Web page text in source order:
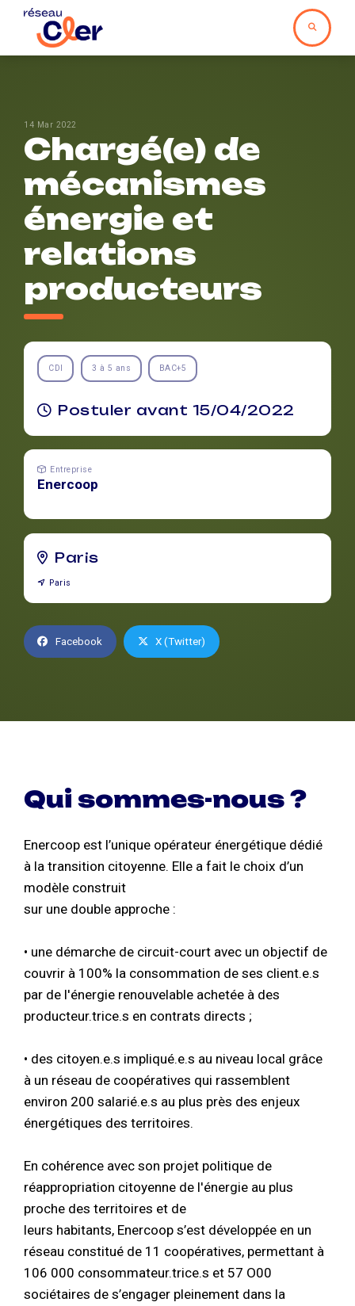
14 Mar 2022
Chargé(e) de
mécanismes
énergie et
relations
producteurs
CDI 3 à 5 ans BAC+5
Postuler avant 15/04/2022
Entreprise
Enercoop
Paris
Paris
Facebook X (Twitter)
Qui sommes-nous ?
Enercoop est l’unique opérateur énergétique dédié
à la transition citoyenne. Elle a fait le choix d’un
modèle construit
sur une double approche :
• une démarche de circuit-court avec un objectif de
couvrir à 100% la consommation de ses client.e.s
par de l'énergie renouvelable achetée à des
producteur.trice.s en contrats directs ;
• des citoyen.e.s impliqué.e.s au niveau local grâce
à un réseau de coopératives qui rassemblent
environ 200 salarié.e.s au plus près des enjeux
énergétiques des territoires.
En cohérence avec son projet politique de
réappropriation citoyenne de l'énergie au plus
proche des territoires et de
leurs habitants, Enercoop s’est développée en un
réseau constitué de 11 coopératives, permettant à
106 000 consommateur.trice.s et 57 O00
sociétaires de s’engager pleinement dans la